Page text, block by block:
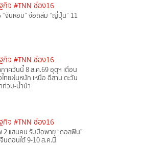
กิจ #TNN ช่อง16
“จันหอม” จ่อถล่ม “ญี่ปุ่น” 11
กิจ #TNN ช่อง16
าศวันนี้ 8 ส.ค.69 อุตุฯ เตือน
ทยฝนหนัก เหนือ อีสาน ตะวัน
ท่วม-น้ำป่า
กิจ #TNN ช่อง16
แสนคน รับมือพายุ “ดอลฟิน”
นตอนใต้ 9-10 ส.ค.นี้